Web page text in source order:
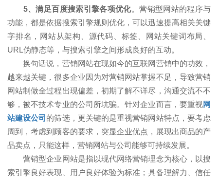
5、满足百度搜索引擎各项优化。营销型网站的程序与
功能，都是依据搜索引擎规则优化，可以迅速提高相关关键
字排名，网站从架构、源代码、标签、网站关键词布局、
URL伪静态等，与搜索引擎之间形成良好的互动。
换句话说，营销网站在现如今的互联网营销中的功效，
越来越关键，很多企业因为对营销网站掌握不足，导致营销
网站制做全过程出现偏差，初期了解不详尽，沟通交流不不
够，被不技术专业的公司所坑骗。针对企业而言，要重视网
站建设公司 的筛选，更关键的是重视营销网站特点，要考虑
周到，考虑到顾客的要求，突显企业优点，展现出商品的产
品卖点，只能这样，营销网站与公司能够可持续发展。
营销型企业网站是指以现代网络营销理念为核心，以搜
索引擎良好表现、用户良好体验为标准；具备理解力、信任